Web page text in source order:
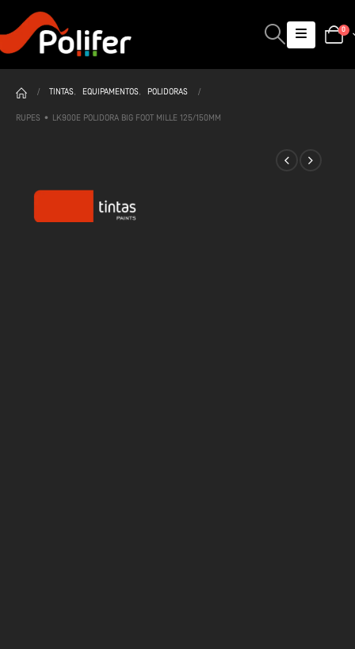
0
TINTAS, EQUIPAMENTOS, POLIDORAS
RUPES • LK900E POLIDORA BIG FOOT MILLE 125/150MM